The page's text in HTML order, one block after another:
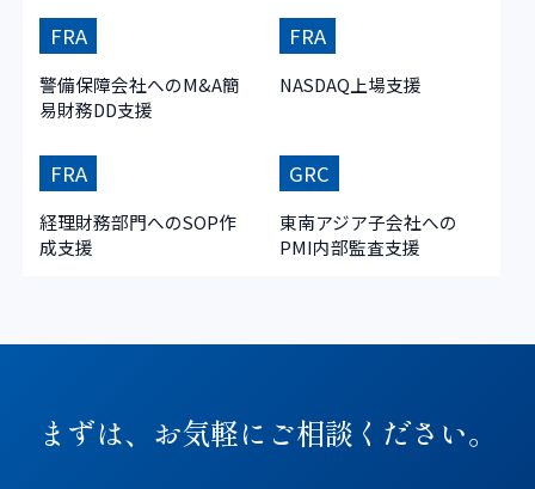
FRA
警備保障会社へのM&A簡
易財務DD支援
FRA
NASDAQ上場支援
FRA
経理財務部門へのSOP作
成支援
GRC
東南アジア子会社への
PMI内部監査支援
まずは、お気軽にご相談ください。